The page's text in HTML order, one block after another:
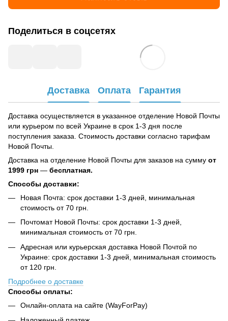
Поделиться в соцсетях
Доставка Оплата Гарантия
Доставка осуществляется в указанное отделение Новой Почты
или курьером по всей Украине в срок 1-3 дня после
поступления заказа. Стоимость доставки согласно тарифам
Новой Почты.
Доставка на отделение Новой Почты для заказов на сумму от
1999 грн — бесплатная.
Способы доставки:
Новая Почта: срок доставки 1-3 дней, минимальная
стоимость от 70 грн.
Почтомат Новой Почты: срок доставки 1-3 дней,
минимальная стоимость от 70 грн.
Адресная или курьерская доставка Новой Почтой по
Украине: срок доставки 1-3 дней, минимальная стоимость
от 120 грн.
Подробнее о доставке
Способы оплаты:
Онлайн-оплата на сайте (WayForPay)